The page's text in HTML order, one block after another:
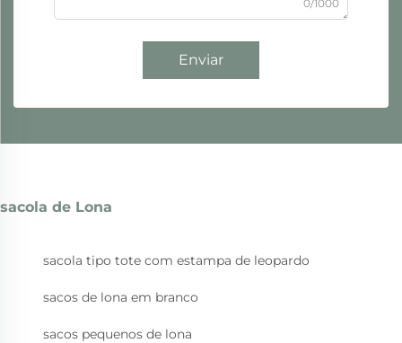
0/1000
Enviar
sacola de Lona
sacola tipo tote com estampa de leopardo
sacos de lona em branco
sacos pequenos de lona